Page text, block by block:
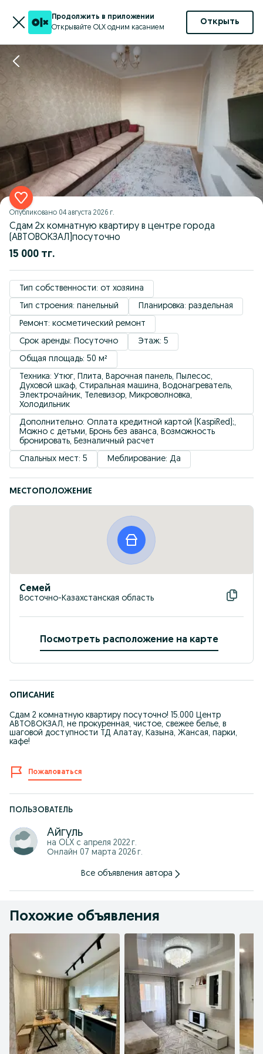
Продолжить в приложении
Открывайте OLX одним касанием
Открыть
Опубликовано 04 августа 2026 г.
Сдам 2х комнатную квартиру в центре города
(АВТОВОКЗАЛ]посуточно
15 000 тг.
Тип собственности: от хозяина
Тип строения: панельный
Планировка: раздельная
Ремонт: косметический ремонт
Срок аренды: Посуточно
Этаж: 5
Общая площадь: 50 м²
Техника: Утюг, Плита, Варочная панель, Пылесос,
Духовой шкаф, Стиральная машина, Водонагреватель,
Электрочайник, Телевизор, Микроволновка,
Холодильник
Дополнительно: Оплата кредитной картой (KaspiRed);,
Можно с детьми, Бронь без аванса, Возможность
бронировать, Безналичный расчет
Спальных мест: 5
Меблирование: Да
МЕСТОПОЛОЖЕНИЕ
Семей
Восточно-Казахстанская область
Посмотреть расположение на карте
ОПИСАНИЕ
Сдам 2 комнатную квартиру посуточно! 15.000 Центр
АВТОВОКЗАЛ, не прокуренная, чистое, свежее белье, в
шаговой доступности ТД Алатау, Казына, Жансая, парки,
кафе!
Пожаловаться
ПОЛЬЗОВАТЕЛЬ
Айгуль
на OLX с апреля 2022 г.
Онлайн 07 марта 2026 г.
Все объявления автора
Похожие объявления